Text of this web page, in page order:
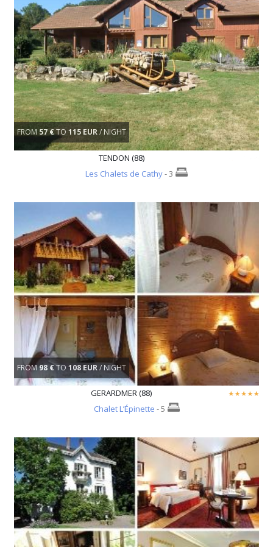
FROM57 €TO 115 EUR/ NIGHT
TENDON (88)
Les Chalets de Cathy- 3
FROM98 €TO 108 EUR/ NIGHT
GERARDMER (88)
Chalet L’Épinette - 5